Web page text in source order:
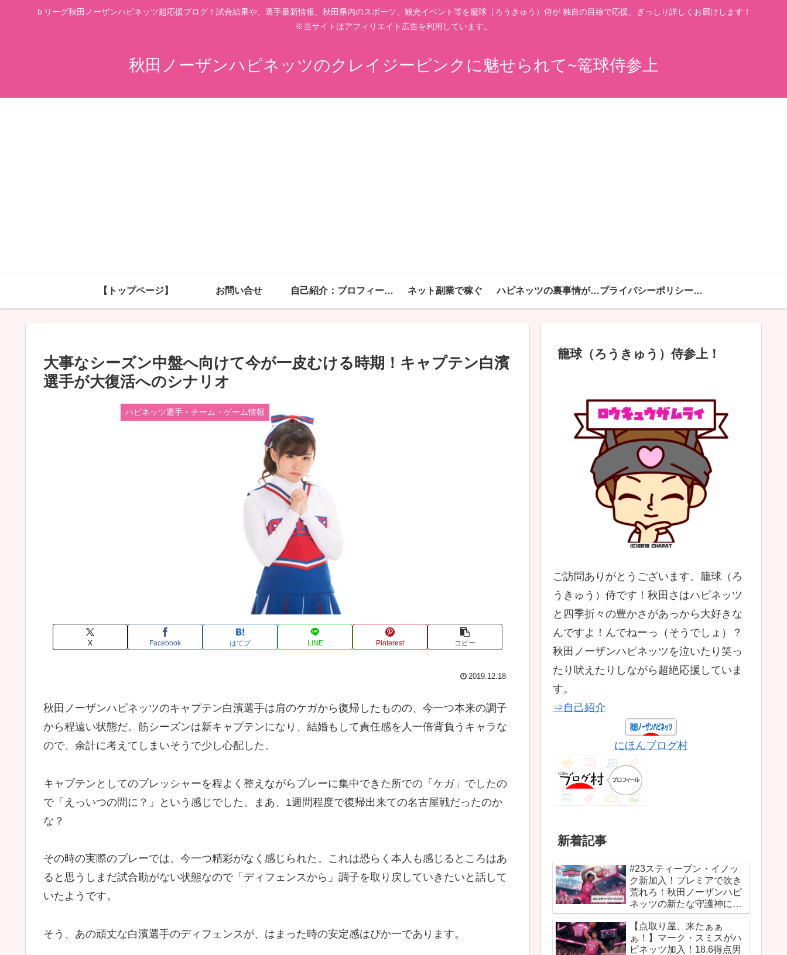
ｂリーグ秋田ノーザンハピネッツ超応援ブログ！試合結果や、選手最新情報、秋田県内のスポーツ、観光イベント等を籠球（ろうきゅう）侍が 独自の目線で応援、ぎっしり詳しくお届けします！
※当サイトはアフィリエイト広告を利用しています。
秋田ノーザンハピネッツのクレイジーピンクに魅せられて~篭球侍参上
【トップページ】 お問い合せ 自己紹介：プロフィール！ ネット副業で稼ぐ ハピネッツの裏事情が満載 プライバシーポリシー・免責事項
大事なシーズン中盤へ向けて今が一皮むける時期！キャプテン白濱
選手が大復活へのシナリオ
ハピネッツ選手・チーム・ゲーム情報
X Facebook はてブ LINE Pinterest コピー
2019.12.18
秋田ノーザンハピネッツのキャプテン白濱選手は肩のケガから復帰したものの、今一つ本来の調子
から程遠い状態だ。筋シーズンは新キャプテンになり、結婚もして責任感を人一倍背負うキャラな
ので、余計に考えてしまいそうで少し心配した。
キャプテンとしてのプレッシャーを程よく整えながらプレーに集中できた所での「ケガ」でしたの
で「えっいつの間に？」という感じでした。まあ、1週間程度で復帰出来ての名古屋戦だったのか
な？
その時の実際のプレーでは、今一つ精彩がなく感じられた。これは恐らく本人も感じるところはあ
ると思うしまだ試合勘がない状態なので「ディフェンスから」調子を取り戻していきたいと話して
いたようです。
そう、あの頑丈な白濱選手のディフェンスが、はまった時の安定感はぴか一であります。
籠球（ろうきゅう）侍参上！
ご訪問ありがとうございます。籠球（ろ
うきゅう）侍です！秋田さはハピネッツ
と四季折々の豊かさがあっから大好きな
んですよ！んでねーっ（そうでしょ）？
秋田ノーザンハピネッツを泣いたり笑っ
たり吠えたりしながら超絶応援していま
す。
⇒自己紹介
にほんブログ村
新着記事
#23スティーブン・イノッ
ク新加入！プレミアで吹き
荒れろ！秋田ノーザンハピ
ネッツの新たな守護神にな
るか
【点取り屋、来たぁぁ
ぁ！】マーク・スミスがハ
ピネッツ加入！18.6得点男